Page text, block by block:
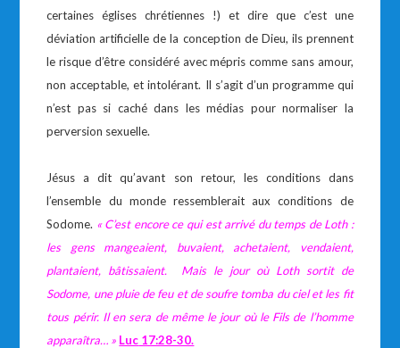
certaines églises chrétiennes !) et dire que c’est une
déviation artificielle de la conception de Dieu, ils prennent
le risque d’être considéré avec mépris comme sans amour,
non acceptable, et intolérant. Il s’agit d’un programme qui
n’est pas si caché dans les médias pour normaliser la
perversion sexuelle.
Jésus a dit qu’avant son retour, les conditions dans
l’ensemble du monde ressemblerait aux conditions de
Sodome. «C’est encore ce qui est arrivé du temps de Loth :
les gens mangeaient, buvaient, achetaient, vendaient,
plantaient, bâtissaient. Mais le jour où Loth sortit de
Sodome, une pluie de feu et de soufre tomba du ciel et les fit
tous périr. Il en sera de même le jour où le Fils de l’homme
apparaîtra… » Luc 17:28-30.